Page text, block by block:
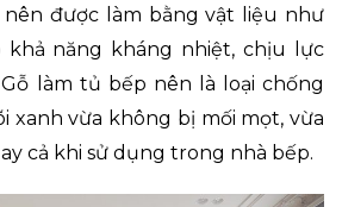
nên được làm bằng vật liệu như
năng kháng nhiệt, chịu lực
làm tủ bếp nên là loại chống
xanh vừa không bị mối mọt, vừa
cả khi sử dụng trong nhà bếp.